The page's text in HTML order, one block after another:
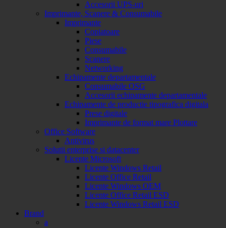
Accesorii UPS-uri
Imprimante, Scanere & Consumabile
Imprimante
Copiatoare
Piese
Consumabile
Scanere
Networking
Echipamente departamentale
Consumabile OSG
Accesorii echipamente departamentale
Echipamente de productie tipografica digitala
Prese digitale
Imprimante de format mare Plottare
Office Software
Antivirus
Solutii enterprise si datacenter
Licente Microsoft
Licente Windows Retail
Licente Office Retail
Licente Windows OEM
Licente Office Retail ESD
Licente Windows Retail ESD
Brand
a